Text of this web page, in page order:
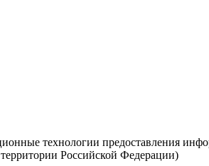
технологии предоставления
Российской Федерации)